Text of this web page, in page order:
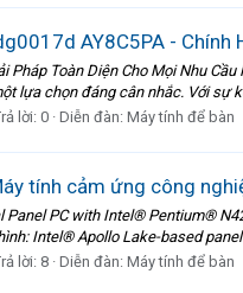
AY8C5PA - Chính
Pháp Toàn Diện Cho Mọi Nhu
lựa chọn đáng cân nhắc. Với sự
lời: 0 Diễn đàn: Máy tính để bàn
tính cảm ứng công
Panel PC with Intel® Pentium®
Intel® Apollo Lake-based
lời: 8 Diễn đàn: Máy tính để bàn